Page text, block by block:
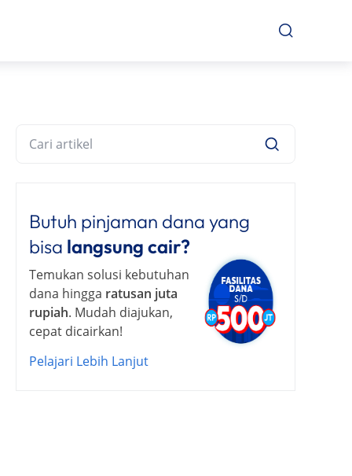
Butuh pinjaman dana yang
bisa langsung cair?
Temukan solusi kebutuhan
dana hingga ratusan juta
rupiah. Mudah diajukan,
cepat dicairkan!
Pelajari Lebih Lanjut